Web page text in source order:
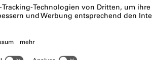
Parolen